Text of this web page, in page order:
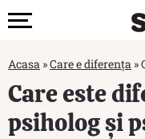
Acasa »Care e diferența »
Care este
psiholog și